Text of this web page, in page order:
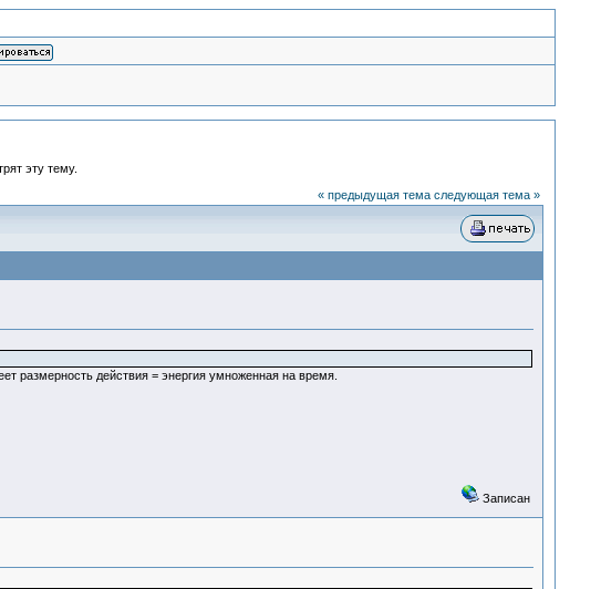
эту тему.
« предыдущая тема следующая тема »
размерность действия = энергия умноженная на время.
Записан